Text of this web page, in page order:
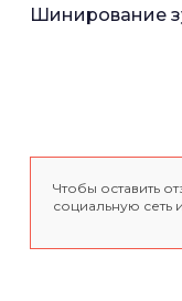
Шинирование
Чтобы оставить
социальную сеть